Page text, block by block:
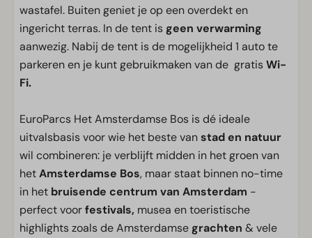
wastafel. Buiten geniet je op een overdekt en
ingericht terras. In de tent is geen verwarming
aanwezig. Nabij de tent is de mogelijkheid 1 auto te
parkeren en je kunt gebruikmaken van de gratisWi-
Fi.
EuroParcs Het Amsterdamse Bos is dé ideale
uitvalsbasis voor wie het beste vanstad en natuur
wil combineren: je verblijft midden in het groen van
hetAmsterdamse Bos, maar staat binnen no-time
in het bruisende centrum van Amsterdam -
perfect voorfestivals, musea en toeristische
highlights zoals de Amsterdamse grachten & vele